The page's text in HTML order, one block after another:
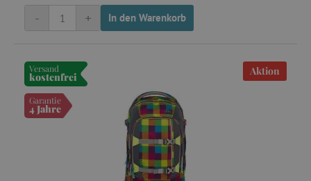
+
- In den Warenkorb
Versand
kostenfrei
Garantie
4 Jahre
Aktion